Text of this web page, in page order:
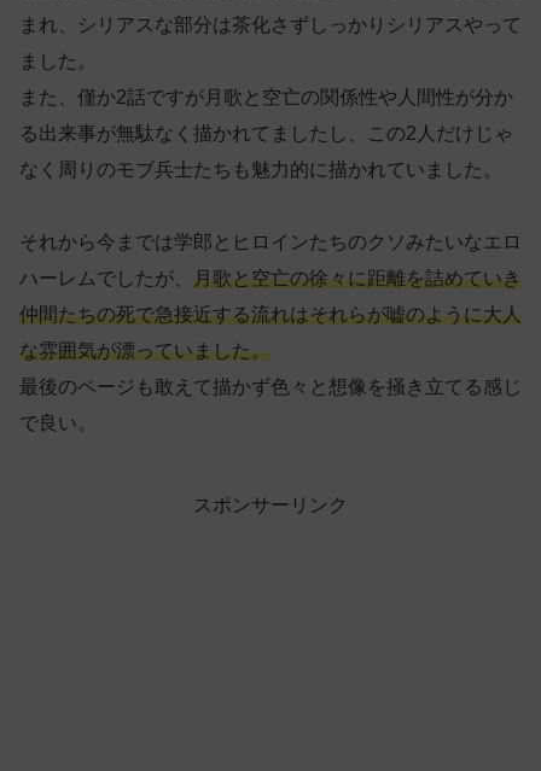
まれ、シリアスな部分は茶化さずしっかりシリアスやって
ました。
また、僅か2話ですが月歌と空亡の関係性や人間性が分か
る出来事が無駄なく描かれてましたし、この2人だけじゃ
なく周りのモブ兵士たちも魅力的に描かれていました。
それから今までは学郎とヒロインたちのクソみたいなエロ
ハーレムでしたが、 月歌と空亡の徐々に距離を詰めていき
仲間たちの死で急接近する流れはそれらが嘘のように大人
な雰囲気が漂っていました。
最後のページも敢えて描かず色々と想像を掻き立てる感じ
で良い。
スポンサーリンク